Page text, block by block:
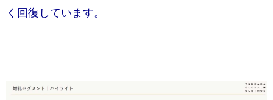
く回復しています。